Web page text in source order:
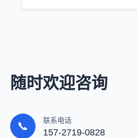
随时欢迎咨询
📞 联系电话
157-2719-0828